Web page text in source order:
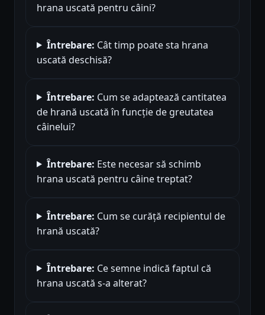
hrana uscată pentru câini?
Întrebare: Cât timp poate sta hrana
uscată deschisă?
Întrebare: Cum se adaptează cantitatea
de hrană uscată în funcție de greutatea
câinelui?
Întrebare: Este necesar să schimb
hrana uscată pentru câine treptat?
Întrebare: Cum se curăță recipientul de
hrană uscată?
Întrebare: Ce semne indică faptul că
hrana uscată s-a alterat?